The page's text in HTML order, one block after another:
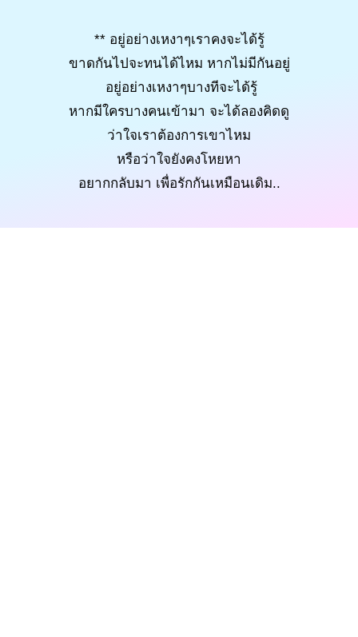
** อยู่อย่างเหงาๆเราคงจะได้รู้
ขาดกันไปจะทนได้ไหม หากไม่มีกันอยู่
อยู่อย่างเหงาๆบางทีจะได้รู้
หากมีใครบางคนเข้ามา จะได้ลองคิดดู
ว่าใจเราต้องการเขาไหม
หรือว่าใจยังคงโหยหา
อยากกลับมา เพื่อรักกันเหมือนเดิม..